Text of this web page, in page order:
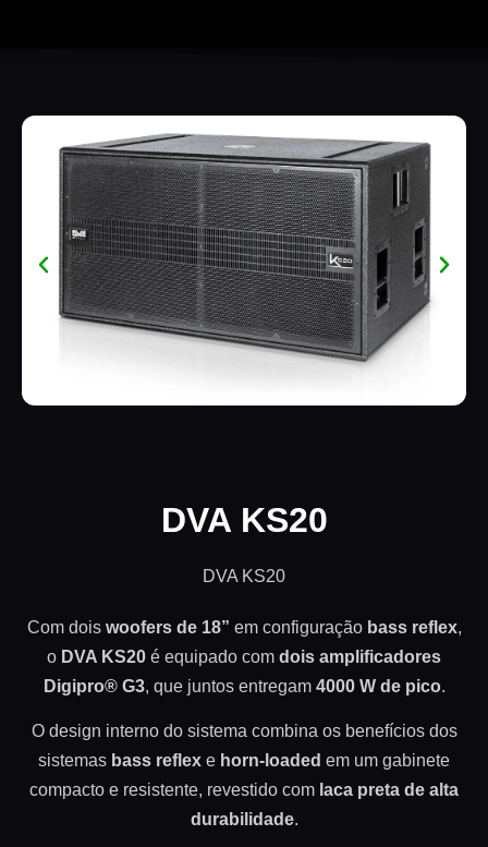
DVA KS20
DVA KS20
Com dois woofers de 18” em configuração bass reflex,
o DVA KS20 é equipado com dois amplificadores
Digipro® G3, que juntos entregam 4000 W de pico.
O design interno do sistema combina os benefícios dos
sistemas bass reflex e horn-loaded em um gabinete
compacto e resistente, revestido com laca preta de alta
durabilidade.